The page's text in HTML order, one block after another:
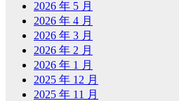
2026 年 5 月
2026 年 4 月
2026 年 3 月
2026 年 2 月
2026 年 1 月
2025 年 12 月
2025 年 11 月